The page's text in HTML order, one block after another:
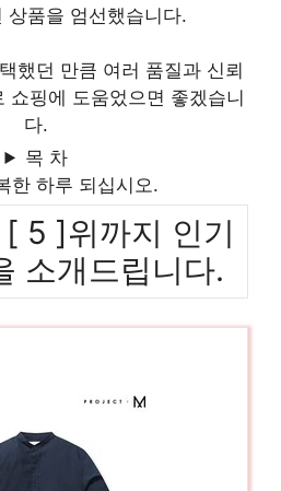
상품을 엄선했습니다.
했던 만큼 여러 품질과 신뢰
쇼핑에 도움었으면 좋겠습니
다.
목 차
한 하루 되십시오.
5 ]위까지 인기
소개드립니다.